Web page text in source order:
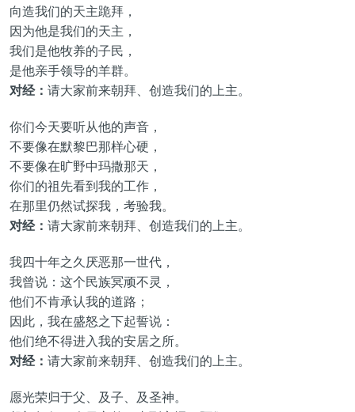
向造我们的天主跪拜，
因为他是我们的天主，
我们是他牧养的子民，
是他亲手领导的羊群。
对经： 请大家前来朝拜、创造我们的上主。
你们今天要听从他的声音，
不要像在默黎巴那样心硬，
不要像在旷野中玛撒那天，
你们的祖先看到我的工作，
在那里仍然试探我，考验我。
对经： 请大家前来朝拜、创造我们的上主。
我四十年之久厌恶那一世代，
我曾说：这个民族冥顽不灵，
他们不肯承认我的道路；
因此，我在盛怒之下起誓说：
他们绝不得进入我的安居之所。
对经： 请大家前来朝拜、创造我们的上主。
愿光荣归于父、及子、及圣神。